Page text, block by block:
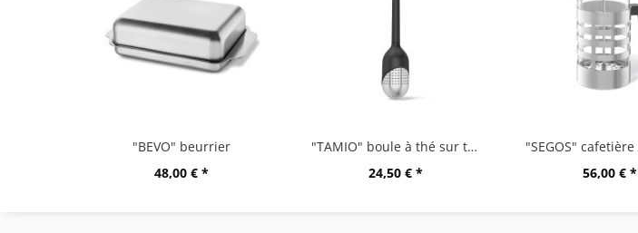
"BEVO" beurrier
48,00 € *
"TAMIO" boule à thé sur tige
24,50 € *
56,00 € *